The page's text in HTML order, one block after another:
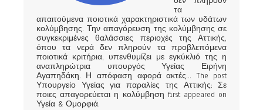
τα
απαιτούμενα ποιοτικά χαρακτηριστικά των υδάτων
κολύμβησης. Την απαγόρευση της κολύμβησης σε
συγκεκριμένες θαλάσσιες περιοχές της Αττικής,
όπου τα νερά δεν πληρούν τα προβλεπόμενα
ποιοτικά κριτήρια, υπενθυμίζει με εγκύκλιό της η
αναπληρώτρια υπουργός Υγείας Ειρήνη
Αγαπηδάκη. Η απόφαση αφορά ακτές... The post
Υπουργείο Υγείας για παραλίες της Αττικής: Σε
ποιες απαγορεύεται η κολύμβηση first appeared on
Υγεία & Ομορφιά.